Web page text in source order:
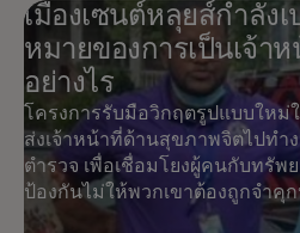
เมืองเซนต์หลุยส์กำลัง
หมายของการเป็นเจ้า
อย่างไร
โครงการรับมือวิกฤตรูปแบบใหม่
ส่งเจ้าหน้าที่ด้านสุขภาพจิตไปทำ
ตำรวจ เพื่อเชื่อมโยงผู้คนกับทรัพ
ป้องกันไม่ให้พวกเขาต้องถูกจำคุ
ห้องฉุกเฉิน แพลตฟอร์มวิเคราะ